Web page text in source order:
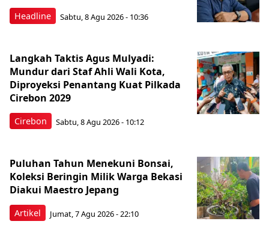
Headline Sabtu, 8 Agu 2026 - 10:36
Cirebon
Langkah Taktis Agus Mulyadi:
Mundur dari Staf Ahli Wali Kota,
Diproyeksi Penantang Kuat Pilkada
Cirebon 2029
Sabtu, 8 Agu 2026 - 10:12
Artikel
Puluhan Tahun Menekuni Bonsai,
Koleksi Beringin Milik Warga Bekasi
Diakui Maestro Jepang
Jumat, 7 Agu 2026 - 22:10